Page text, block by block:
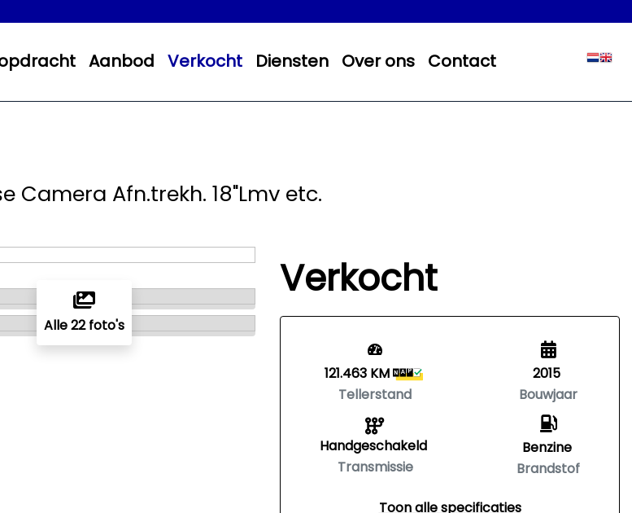
Aanbod Verkocht Diensten Over ons Contact
Camera Afn.trekh. 18"Lmv etc.
Alle 22 foto's
Verkocht
121.463 KM
Tellerstand
Handgeschakeld
Transmissie
2015
Bouwjaar
Benzine
Brandstof
Toon alle specificaties